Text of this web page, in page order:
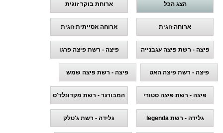
הצג הכל ארוחת בוקר זוגית
ארוחה זוגית ארוחה אסייתית זוגית
פיצה - רשת פיצה עגבנייה פיצה - רשת פיצה פרגו
פיצה - רשת פיצה האט פיצה - רשת פיצה שמש
פיצה - רשת פיצה סטורי המבורגר - רשת מקדונלד'ס
גלידה - רשת legenda גלידה - רשת ג'טלק